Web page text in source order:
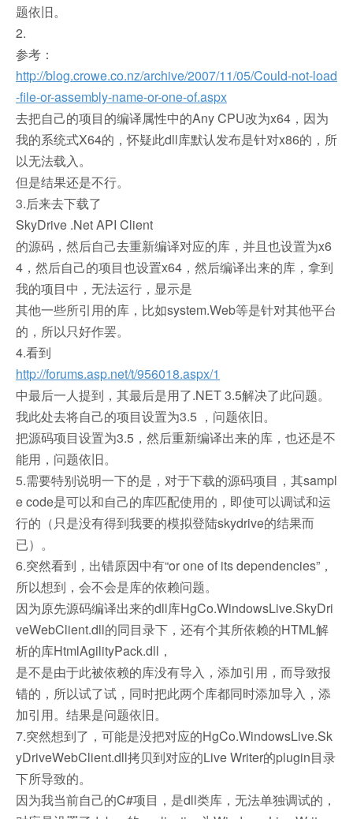
题依旧。
2.
参考：
http://blog.crowe.co.nz/archive/2007/11/05/Could-not-load
-file-or-assembly-name-or-one-of.aspx
去把自己的项目的编译属性中的Any CPU改为x64，因为
我的系统式X64的，怀疑此dll库默认发布是针对x86的，所
以无法载入。
但是结果还是不行。
3.后来去下载了
SkyDrive .Net API Client
的源码，然后自己去重新编译对应的库，并且也设置为x6
4，然后自己的项目也设置x64，然后编译出来的库，拿到
我的项目中，无法运行，显示是
其他一些所引用的库，比如system.Web等是针对其他平台
的，所以只好作罢。
4.看到
http://forums.asp.net/t/956018.aspx/1
中最后一人提到，其最后是用了.NET 3.5解决了此问题。
我此处去将自己的项目设置为3.5 ，问题依旧。
把源码项目设置为3.5，然后重新编译出来的库，也还是不
能用，问题依旧。
5.需要特别说明一下的是，对于下载的源码项目，其sampl
e code是可以和自己的库匹配使用的，即使可以调试和运
行的（只是没有得到我要的模拟登陆skydrive的结果而
已）。
6.突然看到，出错原因中有“or one of its dependencies”，
所以想到，会不会是库的依赖问题。
因为原先源码编译出来的dll库HgCo.WindowsLive.SkyDri
veWebClient.dll的同目录下，还有个其所依赖的HTML解
析的库HtmlAgilityPack.dll，
是不是由于此被依赖的库没有导入，添加引用，而导致报
错的，所以试了试，同时把此两个库都同时添加导入，添
加引用。结果是问题依旧。
7.突然想到了，可能是没把对应的HgCo.WindowsLive.Sk
yDriveWebClient.dll拷贝到对应的Live Writer的plugin目录
下所导致的。
因为我当前自己的C#项目，是dll类库，无法单独调试的，